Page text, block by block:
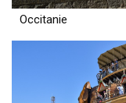
Occitanie